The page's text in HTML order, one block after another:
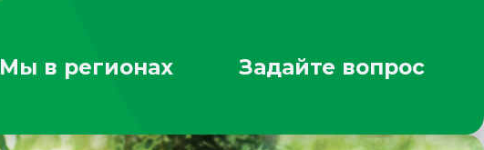
Мы в регионах Задайте вопрос